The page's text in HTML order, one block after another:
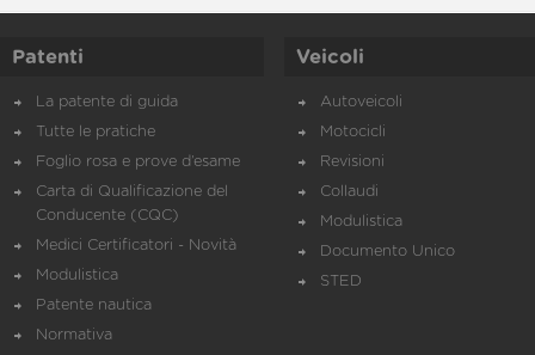
Patenti
La patente di guida
Tutte le pratiche
Foglio rosa e prove d’esame
Carta di Qualificazione del
Conducente (CQC)
Medici Certificatori - Novità
Modulistica
Patente nautica
Normativa
Veicoli
Autoveicoli
Motocicli
Revisioni
Collaudi
Modulistica
Documento Unico
STED